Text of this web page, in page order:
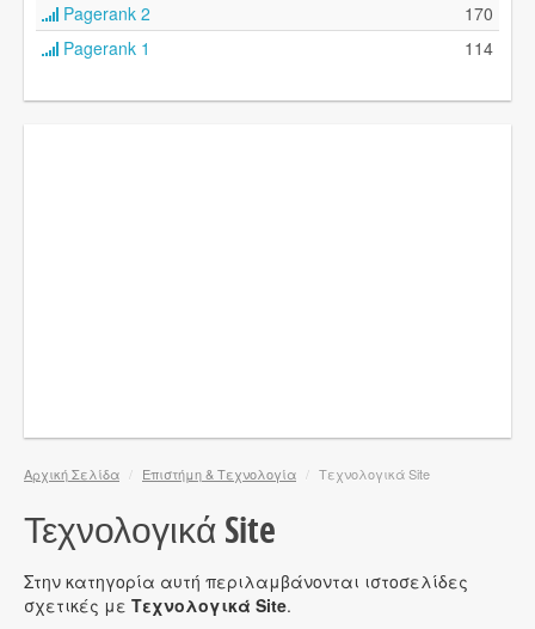
Pagerank 2
170
Pagerank 1
114
Αρχική Σελίδα / Επιστήμη & Τεχνολογία / Τεχνολογικά Site
Τεχνολογικά Site
Στην κατηγορία αυτή περιλαμβάνονται ιστοσελίδες
σχετικές με Τεχνολογικά Site.